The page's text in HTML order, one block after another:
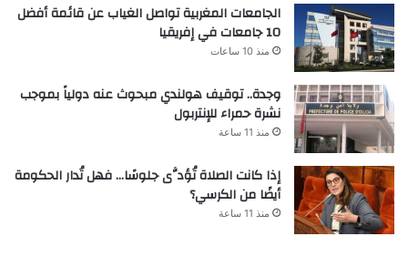
الجامعات المغربية تواصل الغياب عن قائمة أفضل
10 جامعات في إفريقيا
منذ 10 ساعات
وجدة.. توقيف هولندي مبحوث عنه دولياً بموجب
نشرة حمراء للإنتربول
منذ 11 ساعة
إذا كانت الصلاة تُؤدَّى جلوسًا… فهل تُدار الحكومة
أيضًا من الكرسي؟
منذ 11 ساعة